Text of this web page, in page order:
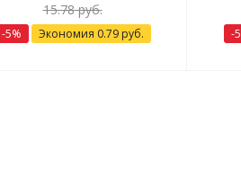
15.78руб.
-5% Экономия 0.79руб. -5